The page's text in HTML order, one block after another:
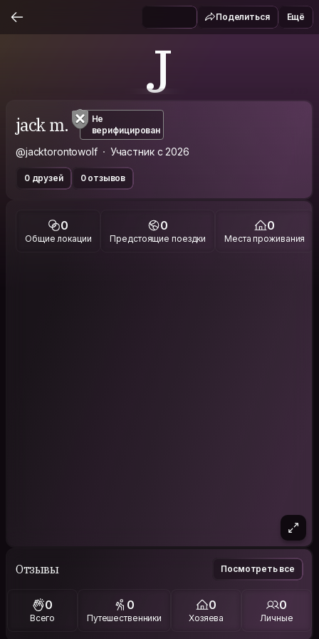
Поделиться Ещё
J
jack m.
Не
верифицирован
@jacktorontowolf Участник с 2026
0 друзей 0 отзывов
0
Общие локации
0
Предстоящие поездки
0
Места проживания
Отзывы Посмотреть все
0
Всего
0
Путешественники
0
Хозяева
0
Личные